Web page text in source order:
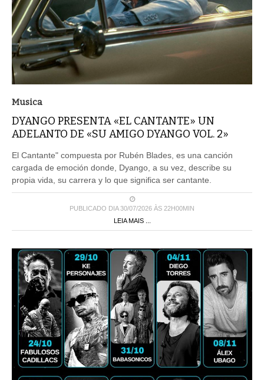
Musica
DYANGO PRESENTA «EL CANTANTE» UN
ADELANTO DE «SU AMIGO DYANGO VOL. 2»
El Cantante" compuesta por Rubén Blades, es una canción
cargada de emoción donde, Dyango, a su vez, describe su
propia vida, su carrera y lo que significa ser cantante.
PUBLICADO DIA 30/07/2026 ÀS 22H00MIN
LEIA MAIS ...